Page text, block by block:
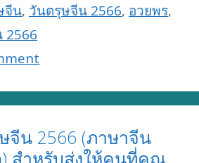
จีน, วันตรุษจีน 2566, อวยพร,
2566
จีน 2566 (ภาษาจีน
สำหรับส่งให้คนที่คุณ